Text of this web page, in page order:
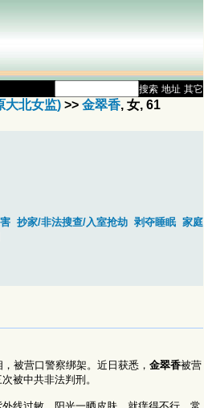
搜索 地址 其它
大北女监) >> 金翠香, 女, 61
抄家/非法搜查/入室抢劫 剥夺睡眠 家庭
被营口警察绑架。近日获悉， 金翠香被营
被中共非法判刑。